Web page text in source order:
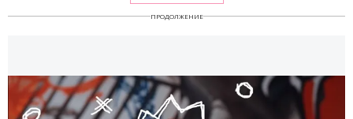
ПРОДОЛЖЕНИЕ